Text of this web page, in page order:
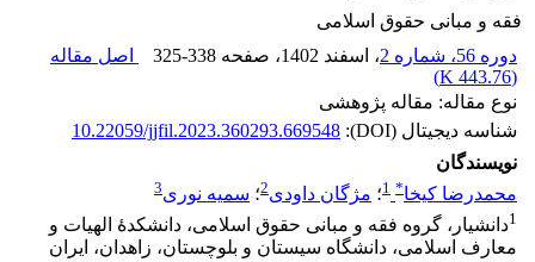
فقه و مبانی حقوق اسلامی
دوره 56، شماره 2
، اسفند 1402 ، صفحه 325-338
اصل مقاله
(
443.76 K
)
نوع مقاله: مقاله پژوهشی
شناسه دیجیتال (DOI):
10.22059/jjfil.2023.360293.669548
نویسندگان
محمدرضا کیخا*
1؛ مژگان داودی2؛ سمیه نوری3
1دانشیار، گروه فقه و مبانی حقوق اسلامی، دانشکدۀ الهیات و
معارف اسلامی، دانشگاه سیستان و بلوچستان، زاهدان، ایران